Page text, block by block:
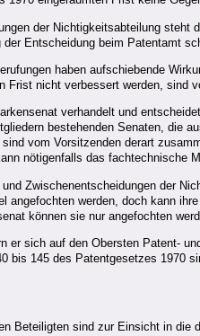
der Nichtigkeitsabteilung
Entscheidung beim Patentamt
haben aufschiebende
Frist nicht verbessert werden, sind
verhandelt und
bestehenden Senaten, die
vom Vorsitzenden derart
nötigenfalls das fachtechnische
und Zwischenentscheidungen der
angefochten werden, doch kann
können sie nur angefochten
er sich auf den Obersten Patent-
bis 145 des Patentgesetzes 1970
Beteiligten sind zur Einsicht in die